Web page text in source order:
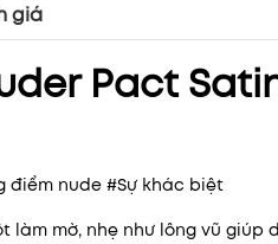
giá
Pact
điểm nude #Sự khác biệt
làm mờ, nhẹ như lông vũ giúp